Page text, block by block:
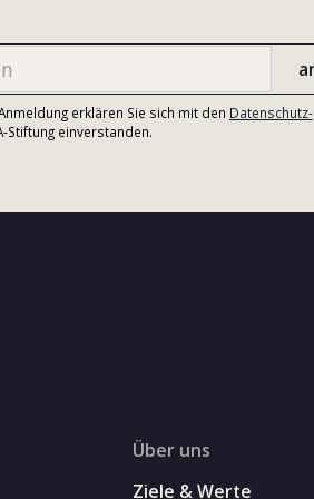
erklären Sie sich mit den Datenschutz-
Stiftung einverstanden.
Über uns
Ziele & Werte